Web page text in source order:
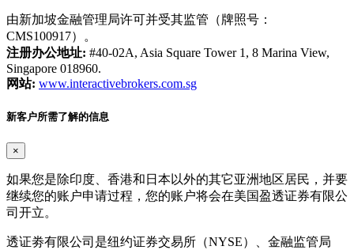
由新加坡金融管理局许可并受其监管（牌照号：
CMS100917）。
注册办公地址: #40-02A, Asia Square Tower 1, 8 Marina View,
Singapore 018960.
网站: www.interactivebrokers.com.sg
新客户所需了解的信息
×
如果您是除印度、香港和日本以外的其它亚洲地区居民，并要
继续您的账户申请过程，您的账户将会在美国盈透证券有限公
司开立。
透证劵有限公司是纽约证券交易所（NYSE）、金融监管局